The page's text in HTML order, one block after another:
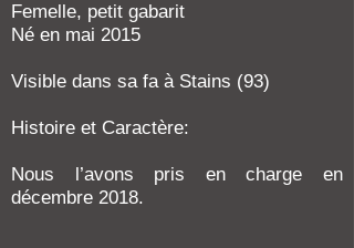
Femelle, petit gabarit
Né en mai 2015
Visible dans sa fa à Stains (93)
Histoire et Caractère:
Nous l’avons pris en charge en
décembre 2018.